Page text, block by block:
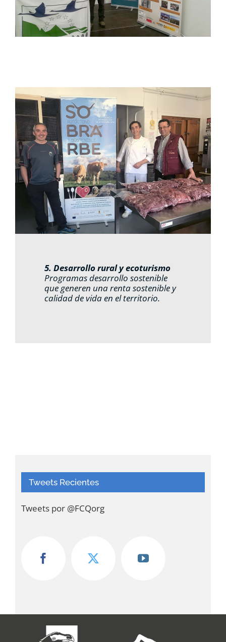
5. Desarrollo rural y ecoturismo
Programas desarrollo sostenible
que generen una renta sostenible y
calidad de vida en el territorio.
Tweets Recientes
Tweets por @FCQorg